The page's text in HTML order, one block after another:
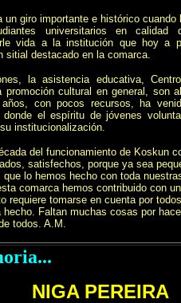
un giro importante e histórico
universitarios en calidad
vida a la institución que hoy a
sitial destacado en la comarca.
la asistencia educativa,
promoción cultural en general, son
con pocos recursos, ha
donde el espíritu de jóvenes
institucionalización.
del funcionamiento de Koskun
satisfechos, porque ya sea
que lo hemos hecho con toda
comarca hemos contribuido con
requiere tomarse en cuenta por
hecho. Faltan muchas cosas por
todos. A.M.
NIGA PEREIRA